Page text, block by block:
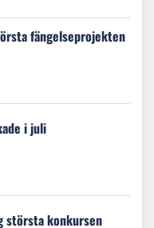
fängelseprojekten
i juli
största konkursen